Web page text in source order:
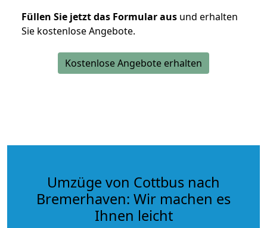
Füllen Sie jetzt das Formular aus und erhalten
Sie kostenlose Angebote.
Kostenlose Angebote erhalten
Umzüge von Cottbus nach
Bremerhaven: Wir machen es
Ihnen leicht